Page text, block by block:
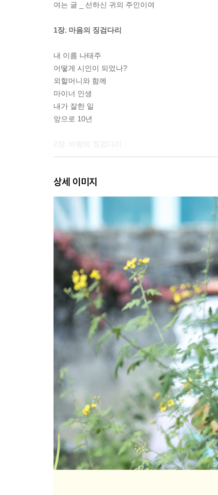
여는 글 _ 선하신 귀의 주인이여
1장. 마음의 징검다리
내 이름 나태주
어떻게 시인이 되었나?
외할머니와 함께
마이너 인생
내가 잘한 일
앞으로 10년
공부란 무엇인가
성공이란
좋아하는 마음
기뻐하고 즐거워하라
너무 빠르다
‘무엇’과 ‘어떻게’
결핍의 축복
터닝 포인트
좋은 친구
사랑이란
행복이란
3장. 구름의 징검다리
중학생들과의 만남
쏠림 현상
취업과 결혼
인생 사계
헝그리와 앵그리
메이저와 마이너
인생 삼여
젊은이들에게 하는 부탁
세 가지의 삶
상세 이미지